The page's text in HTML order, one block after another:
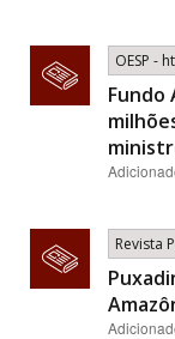
OESP -
Fundo
Revista